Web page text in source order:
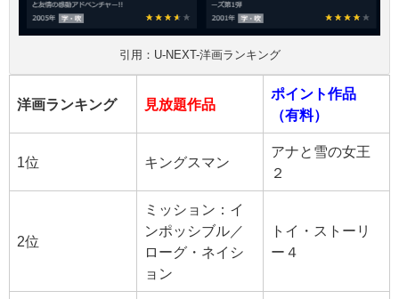
引用：U-NEXT-洋画ランキング
洋画ランキング 見放題作品
ポイント作品
（有料）
1位 キングスマン
アナと雪の女王
２
2位
ミッション：イ
ンポッシブル／
ローグ・ネイシ
ョン
トイ・ストーリ
ー４